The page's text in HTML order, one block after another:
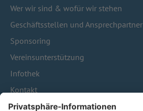
Wer wir sind & wofür wir stehen
Geschäftsstellen und Ansprechpartner
Sponsoring
Vereinsunterstützung
Infothek
Kontakt